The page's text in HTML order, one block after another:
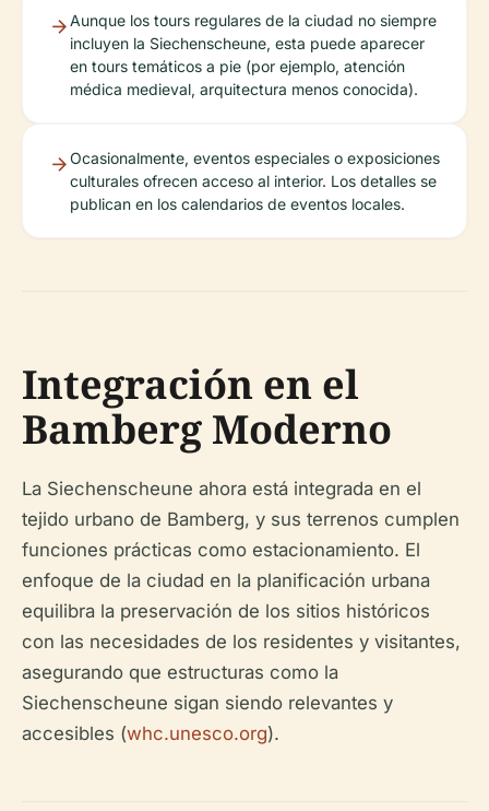
Aunque los tours regulares de la ciudad no siempre
incluyen la Siechenscheune, esta puede aparecer
en tours temáticos a pie (por ejemplo, atención
médica medieval, arquitectura menos conocida).
Ocasionalmente, eventos especiales o exposiciones
culturales ofrecen acceso al interior. Los detalles se
publican en los calendarios de eventos locales.
Integración en el
Bamberg Moderno
La Siechenscheune ahora está integrada en el
tejido urbano de Bamberg, y sus terrenos cumplen
funciones prácticas como estacionamiento. El
enfoque de la ciudad en la planificación urbana
equilibra la preservación de los sitios históricos
con las necesidades de los residentes y visitantes,
asegurando que estructuras como la
Siechenscheune sigan siendo relevantes y
accesibles (whc.unesco.org).